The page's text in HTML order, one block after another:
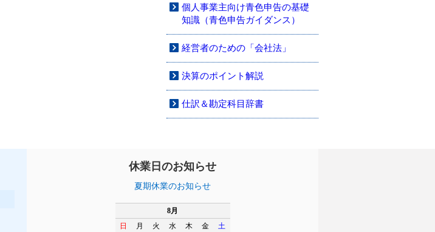
個人事業主向け青色申告の基礎
知識（青色申告ガイダンス）
経営者のための「会社法」
決算のポイント解説
仕訳＆勘定科目辞書
休業日のお知らせ
夏期休業のお知らせ
8月
日
月 火 水 木 金
土